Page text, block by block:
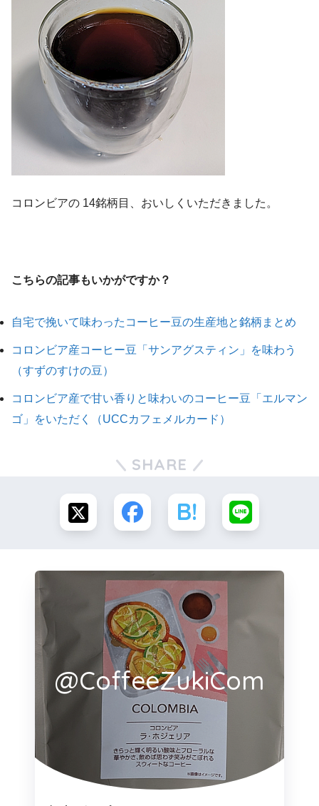
コロンビアの 14銘柄目、おいしくいただきました。
こちらの記事もいかがですか？
自宅で挽いて味わったコーヒー豆の生産地と銘柄まとめ
コロンビア産コーヒー豆「サンアグスティン」を味わう
（すずのすけの豆）
コロンビア産で甘い香りと味わいのコーヒー豆「エルマン
ゴ」をいただく（UCCカフェメルカード）
SHARE
@CoffeeZukiCom